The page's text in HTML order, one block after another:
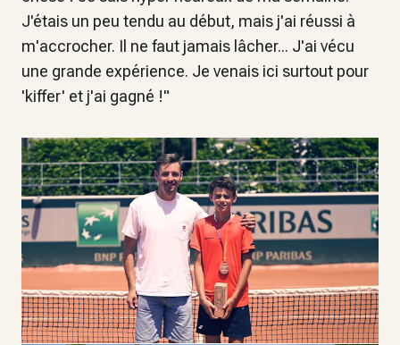
J'étais un peu tendu au début, mais j'ai réussi à
m'accrocher. Il ne faut jamais lâcher... J'ai vécu
une grande expérience. Je venais ici surtout pour
'kiffer' et j'ai gagné !"